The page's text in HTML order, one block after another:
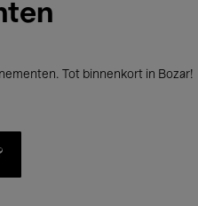
Tot binnenkort in Bozar!